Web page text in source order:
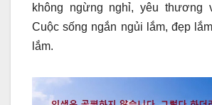
không ngừng nghỉ, yêu thương
Cuộc sống ngắn ngủi lắm, đẹp
lắm.